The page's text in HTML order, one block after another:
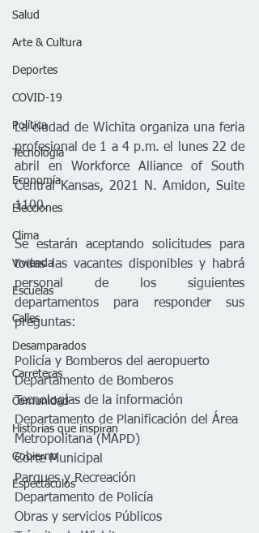
Salud
Arte & Cultura
Deportes
COVID-19
Política
Tecnología
Economía
Elecciones
Clima
Vivienda
Escuelas
Calles
Desamparados
Carreteras
Comunidad
Historias que inspiran
Gobierno
Espectáculos
La ciudad de Wichita organiza una feria
profesional de 1 a 4 p.m. el lunes 22 de
abril en Workforce Alliance of South
Central Kansas, 2021 N. Amidon, Suite
1100.
Se estarán aceptando solicitudes para
todas las vacantes disponibles y habrá
personal de los siguientes
departamentos para responder sus
preguntas:
Policía y Bomberos del aeropuerto
Departamento de Bomberos
Tecnologías de la información
Departamento de Planificación del Área
Metropolitana (MAPD)
Corte Municipal
Parques y Recreación
Departamento de Policía
Obras y servicios Públicos